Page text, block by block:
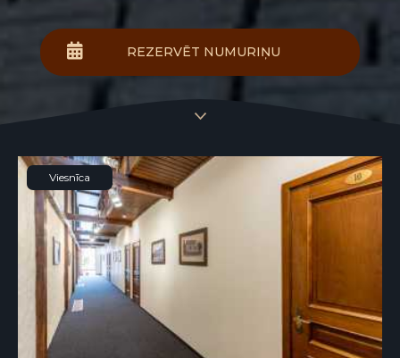
REZERVĒT NUMURIŅU
Viesnīca